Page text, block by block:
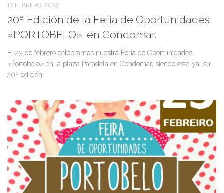
17 FEBRERO, 2025
20ª Edición de la Feria de Oportunidades
«PORTOBELO», en Gondomar.
El 23 de febrero celebramos nuestra Feria de Oportunidades
«Portobelo» en la plaza Paradela en Gondomar, siendo esta ya, su
20ª edición.